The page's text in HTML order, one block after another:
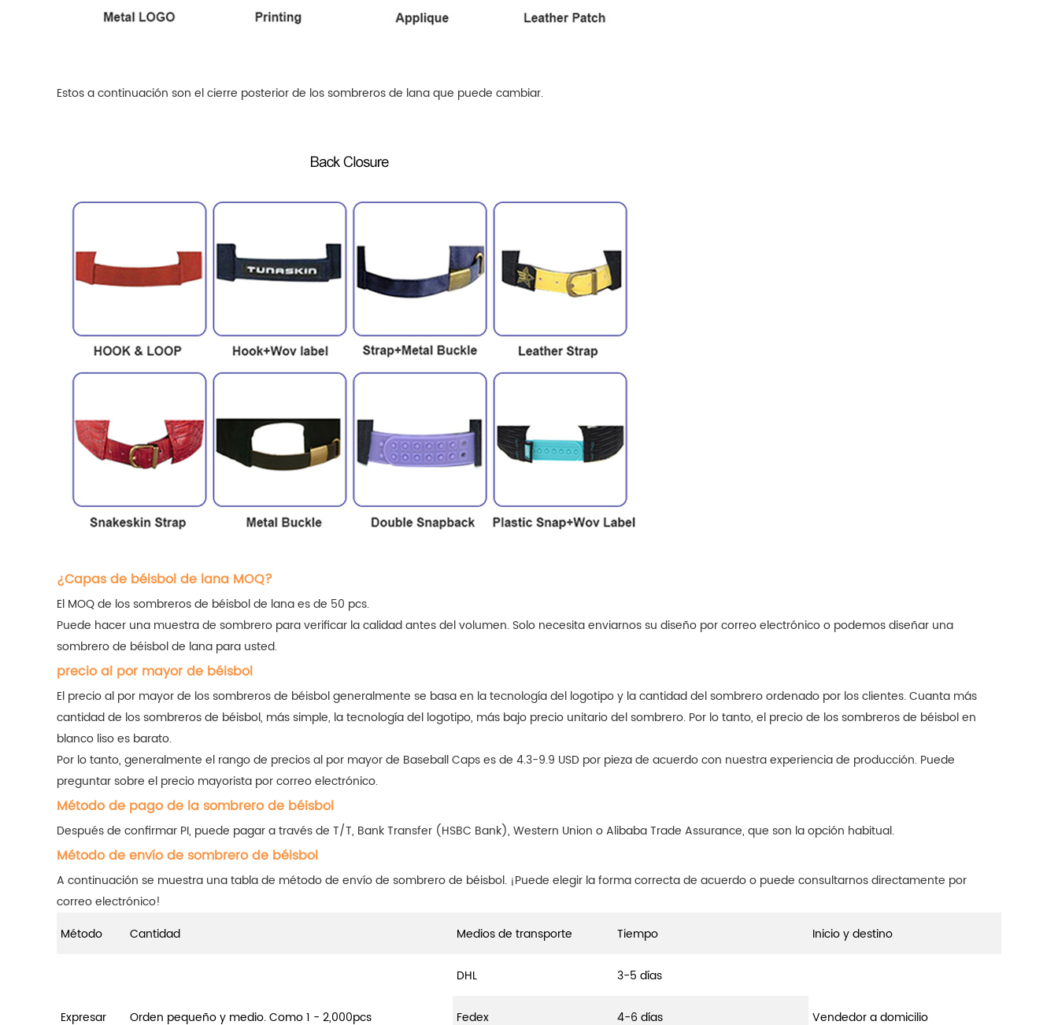
Estos a continuación son el cierre posterior de los sombreros de lana que puede cambiar.
¿Capas de béisbol de lana MOQ?
El MOQ de los sombreros de béisbol de lana es de 50 pcs.
Puede hacer una muestra de sombrero para verificar la calidad antes del volumen. Solo necesita enviarnos su diseño por correo electrónico o podemos diseñar una
sombrero de béisbol de lana para usted.
precio al por mayor de béisbol
El precio al por mayor de los sombreros de béisbol generalmente se basa en la tecnología del logotipo y la cantidad del sombrero ordenado por los clientes. Cuanta más
cantidad de los sombreros de béisbol, más simple, la tecnología del logotipo, más bajo precio unitario del sombrero. Por lo tanto, el precio de los sombreros de béisbol en
blanco liso es barato.
Por lo tanto, generalmente el rango de precios al por mayor de Baseball Caps es de 4.3-9.9 USD por pieza de acuerdo con nuestra experiencia de producción. Puede
preguntar sobre el precio mayorista por correo electrónico.
Método de pago de la sombrero de béisbol
Después de confirmar PI, puede pagar a través de T/T, Bank Transfer (HSBC Bank), Western Union o Alibaba Trade Assurance, que son la opción habitual.
Método de envío de sombrero de béisbol
A continuación se muestra una tabla de método de envío de sombrero de béisbol. ¡Puede elegir la forma correcta de acuerdo o puede consultarnos directamente por
correo electrónico!
Método
Cantidad Medios de transporte Tiempo Inicio y destino
Expresar Orden pequeño y medio. Como 1 - 2,000pcs
DHL 3-5 días
Vendedor a domicilio
Fedex 4-6 días